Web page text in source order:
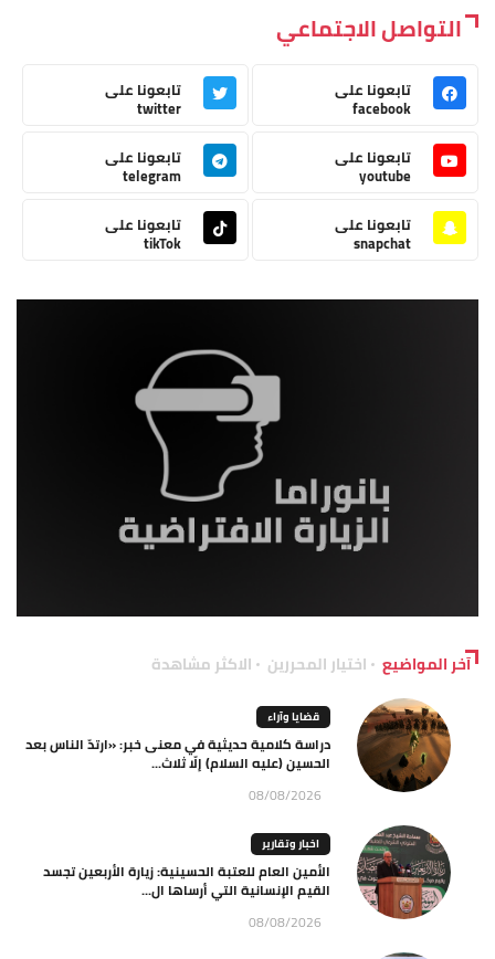
التواصل الاجتماعي
تابعونا على
facebook
تابعونا على
twitter
تابعونا على
youtube
تابعونا على
telegram
تابعونا على
snapchat
تابعونا على
tikTok
آخر المواضيع اختيار المحررين الاكثر مشاهدة
قضايا وآراء
دراسة كلامية حديثية في معنى خبر: «ارتدّ الناس بعد
الحسين (عليه السلام) إلّا ثلاث...
08/08/2026
اخبار وتقارير
الأمين العام للعتبة الحسينية: زيارة الأربعين تجسد
القيم الإنسانية التي أرساها ال...
08/08/2026